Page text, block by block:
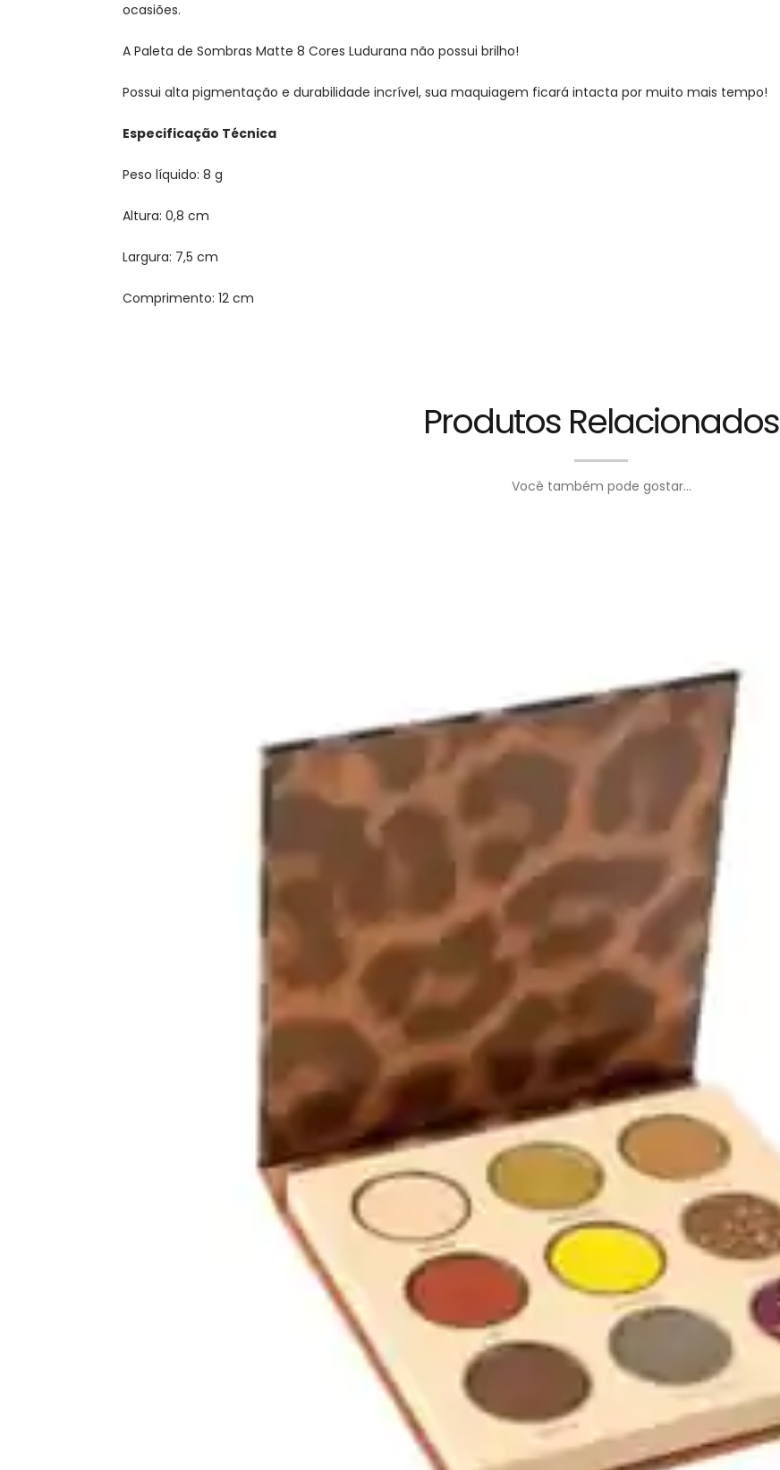
ocasiões.
A Paleta de Sombras Matte 8 Cores Ludurana não possui brilho!
Possui alta pigmentação e durabilidade incrível, sua maquiagem ficará intacta por muito mais tempo!
Especificação Técnica
Peso líquido: 8 g
Altura: 0,8 cm
Largura: 7,5 cm
Comprimento: 12 cm
Produtos Relacionados
Você também pode gostar...